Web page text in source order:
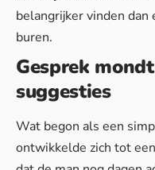
belangrijker vinden
buren.
Gesprek
suggesties
Wat begon als een
ontwikkelde zich tot